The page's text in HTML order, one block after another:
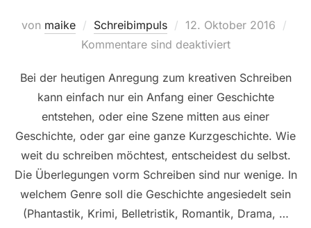
von maike Schreibimpuls
Veröffentlicht
am
12. Oktober 2016
Kommentare sind deaktiviert
Bei der heutigen Anregung zum kreativen Schreiben
kann einfach nur ein Anfang einer Geschichte
entstehen, oder eine Szene mitten aus einer
Geschichte, oder gar eine ganze Kurzgeschichte. Wie
weit du schreiben möchtest, entscheidest du selbst.
Die Überlegungen vorm Schreiben sind nur wenige. In
welchem Genre soll die Geschichte angesiedelt sein
(Phantastik, Krimi, Belletristik, Romantik, Drama, …